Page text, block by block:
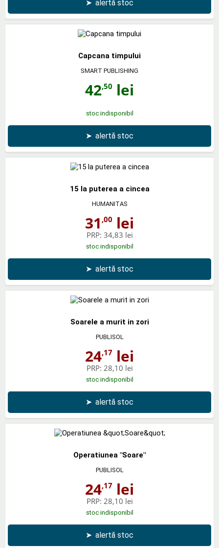
➤ alertă stoc
Capcana timpului
SMART PUBLISHING
42,50 lei
stoc indisponibil
➤ alertă stoc
15 la puterea a cincea
HUMANITAS
31 ,00 lei
PRP: 34,83 lei
stoc indisponibil
➤ alertă stoc
Soarele a murit in zori
PUBLISOL
24,17 lei
PRP: 28,10 lei
stoc indisponibil
➤ alertă stoc
Operatiunea "Soare"
PUBLISOL
24,17 lei
PRP: 28,10 lei
stoc indisponibil
➤ alertă stoc